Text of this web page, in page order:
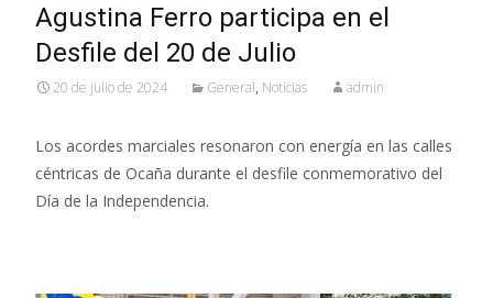
Agustina Ferro participa en el
Desfile del 20 de Julio
20 de julio de 2024 General, Noticias admin
Los acordes marciales resonaron con energía en las calles
céntricas de Ocaña durante el desfile conmemorativo del
Día de la Independencia.